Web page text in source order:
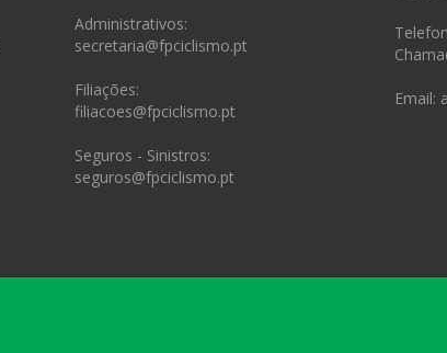
Administrativos:
secretaria@fpciclismo.pt
Filiações:
filiacoes@fpciclismo.pt
Seguros - Sinistros:
seguros@fpciclismo.pt
Email: